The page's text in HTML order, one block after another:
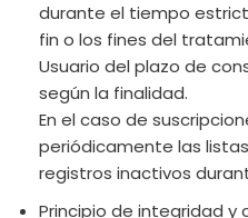
durante el tiempo
fin o los fines del
Usuario del plazo de
según la finalidad.
En el caso de
periódicamente las
registros inactivos
Principio de integridad y